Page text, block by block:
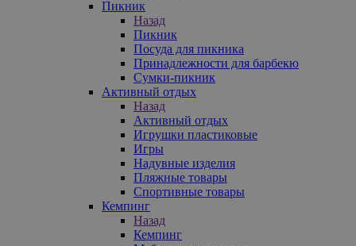
Пикник
Назад
Пикник
Посуда для пикника
Принадлежности для барбекю
Сумки-пикник
Активный отдых
Назад
Активный отдых
Игрушки пластиковые
Игры
Надувные изделия
Пляжные товары
Спортивные товары
Кемпинг
Назад
Кемпинг